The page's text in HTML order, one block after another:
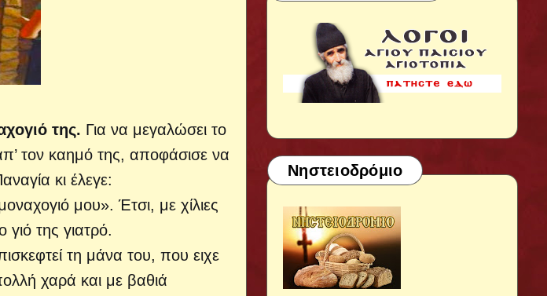
της. Για να μεγαλώσει το
τον καημό της, αποφάσισε να
κι έλεγε:
μου». Έτσι, με χίλιες
της γιατρό.
τη μάνα του, που ειχε
χαρά και με βαθιά
Νηστειοδρόμιο